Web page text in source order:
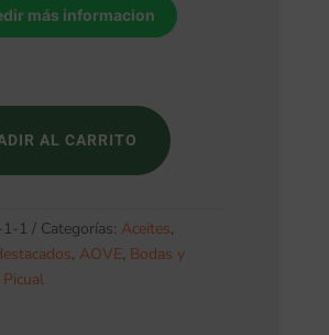
más informacion
AL CARRITO
1 Categorías: Aceites,
, AOVE, Bodas y
Picual